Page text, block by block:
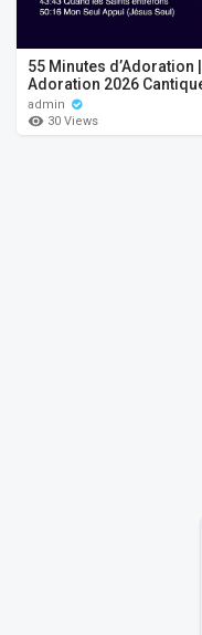
55 Minutes
admin
30 Views